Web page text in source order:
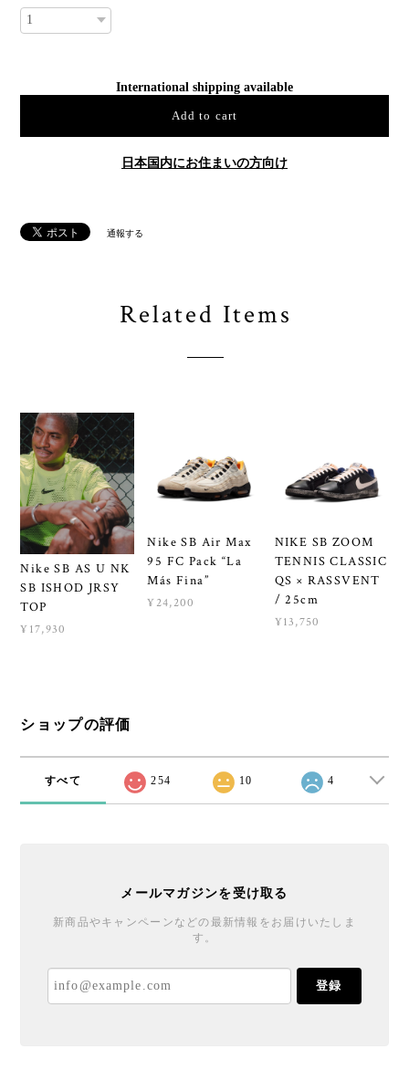
International shipping available
Add to cart
日本国内にお住まいの方向け
通報する
Related Items
Nike SB AS U NK
SB ISHOD JRSY
TOP
¥17,930
Nike SB Air Max
95 FC Pack “La
Más Fina”
¥24,200
NIKE SB ZOOM
TENNIS CLASSIC
QS × RASSVENT
/ 25cm
¥13,750
ショップの評価
すべて 254 10 4
メールマガジンを受け取る
新商品やキャンペーンなどの最新情報をお届けいたしま
す。
登録